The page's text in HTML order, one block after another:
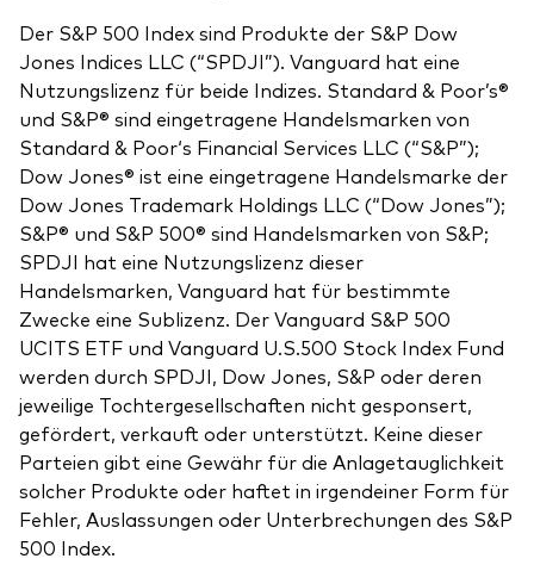
Der S&P 500 Index sind Produkte der S&P Dow
Jones Indices LLC (“SPDJI”). Vanguard hat eine
Nutzungslizenz für beide Indizes. Standard & Poor’s®
und S&P® sind eingetragene Handelsmarken von
Standard & Poor‘s Financial Services LLC (“S&P”);
Dow Jones® ist eine eingetragene Handelsmarke der
Dow Jones Trademark Holdings LLC (“Dow Jones”);
S&P® und S&P 500® sind Handelsmarken von S&P;
SPDJI hat eine Nutzungslizenz dieser
Handelsmarken, Vanguard hat für bestimmte
Zwecke eine Sublizenz. Der Vanguard S&P 500
UCITS ETF und Vanguard U.S.500 Stock Index Fund
werden durch SPDJI, Dow Jones, S&P oder deren
jeweilige Tochtergesellschaften nicht gesponsert,
gefördert, verkauft oder unterstützt. Keine dieser
Parteien gibt eine Gewähr für die Anlagetauglichkeit
solcher Produkte oder haftet in irgendeiner Form für
Fehler, Auslassungen oder Unterbrechungen des S&P
500 Index.